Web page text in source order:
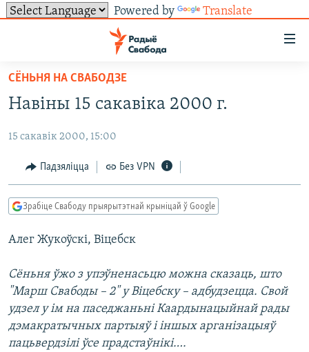
Powered by Translate
ўнівэрсальнага
доступу
Перайсьці
да
галоўнага
Перайсьці
да
галоўнай
навігацыі
Перайсьці
пошуку
ВІДЭА І ФОТА
ЛЮДЗІ
ЭКАНОМІКА
ВАЙНА
ПАЛІТВЯЗЬНІ
КУЛЬТУРА
КАЛЯНДАР
ТЭСТЫ
БЛОГІ
ПАДКАСТЫ
КНІГІ
PREMIUM
МОВА
НА ХВАЛЯХ СВАБОДЫ
СУВЯЗЬ
АБЫСЬЦІ БЛЯКАВАНЬНЕ
ПАДПІСАЦЦА
ПАДКАСТЫ
FACEBOOK
САЧЫЦЕ ЗА АБНАЎЛЕНЬНЯМІ
Усе сайты РС/РСЭ
СЁНЬНЯ НА СВАБОДЗЕ
Навіны 15 сакавіка 2000 г.
15 сакавік 2000, 15:00
Падзяліцца Без VPN
Зрабіце Свабоду прыярытэтнай крыніцай ў Google
Алег Жукоўскі, Віцебск
Сёньня ўжо з упэўненасьцю можна сказаць, што
"Марш Свабоды – 2" у Віцебску – адбудзецца. Свой
удзел у ім на паседжаньні Каардынацыйнай рады
дэмакратычных партыяў і іншых арганізацыяў
пацьвердзілі ўсе прадстаўнікі….